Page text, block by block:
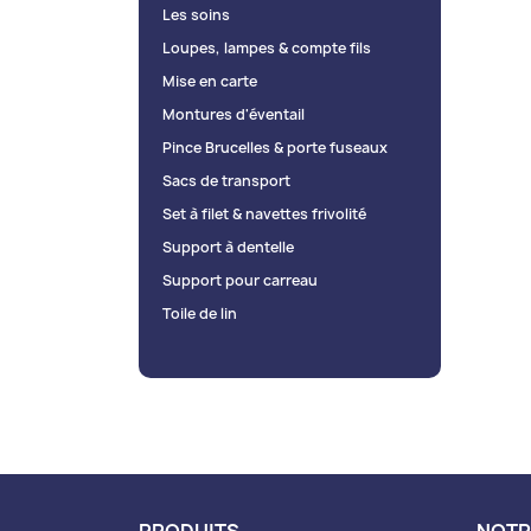
Les soins
Loupes, lampes & compte fils
Mise en carte
Montures d'éventail
Pince Brucelles & porte fuseaux
Sacs de transport
Set à filet & navettes frivolité
Support à dentelle
Support pour carreau
Toile de lin